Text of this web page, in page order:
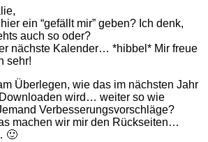
ein “gefällt mir” geben? Ich denk,
auch so oder?
nächste Kalender… *hibbel* Mir freue
sehr!
Überlegen, wie das im nächsten Jahr
wird… weiter so wie
Verbesserungsvorschläge?
machen wir mir den Rückseiten…
🙂